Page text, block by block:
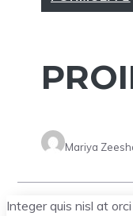
Mariya
Integer quis nisl at